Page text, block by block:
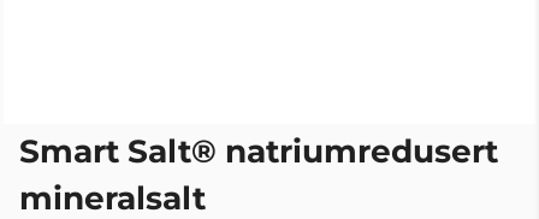
Smart Salt® natriumredusert
mineralsalt